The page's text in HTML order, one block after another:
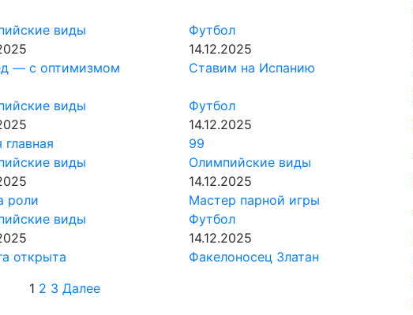
виды
— с оптимизмом
Футбол
14.12.2025
Ставим на Испанию
виды
главная
Футбол
14.12.2025
99
виды
роли
Олимпийские виды
14.12.2025
Мастер парной игры
виды
открыта
Футбол
14.12.2025
Факелоносец Златан
Пагинация
1 2 3 Далее